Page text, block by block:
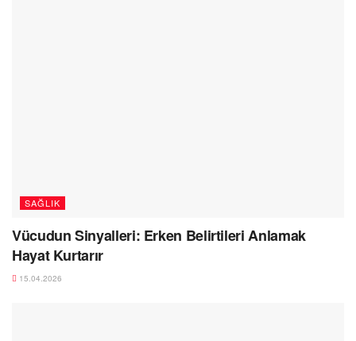
SAĞLIK
Vücudun Sinyalleri: Erken Belirtileri Anlamak
Hayat Kurtarır
15.04.2026